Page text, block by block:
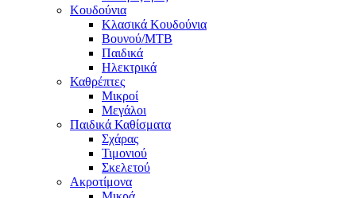
Κουδούνια
Κλασικά Κουδούνια
Βουνού/MTB
Παιδικά
Ηλεκτρικά
Καθρέπτες
Μικροί
Μεγάλοι
Παιδικά Καθίσματα
Σχάρας
Τιμονιού
Σκελετού
Ακροτίμονα